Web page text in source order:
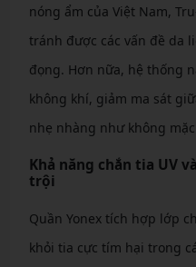
nóng ẩm của Việt Nam,
tránh được các vấn đề da
đọng. Hơn nữa, hệ thống
không khí, giảm ma sát
nhẹ nhàng như không
Khả năng chắn tia UV
trội
Quần Yonex tích hợp lớp
khỏi tia cực tím hại trong